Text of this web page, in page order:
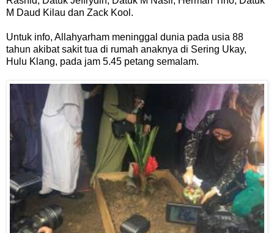
M Daud Kilau dan Zack Kool.
Untuk info, Allahyarham meninggal dunia pada usia 88
tahun akibat sakit tua di rumah anaknya di Sering Ukay,
Hulu Klang, pada jam 5.45 petang semalam.